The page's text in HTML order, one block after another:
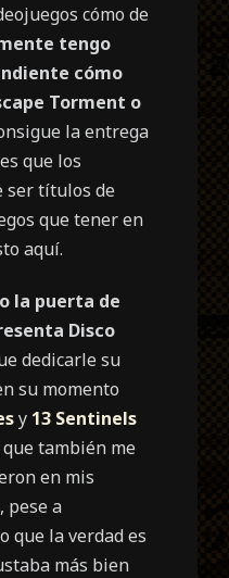
cómo de
tengo
cómo
Torment o
la entrega
que los
ser títulos de
que tener en
aquí.
la puerta de
Disco
dedicarle su
su momento
y 13 Sentinels
que también me
en mis
pese a
que la verdad es
más bien